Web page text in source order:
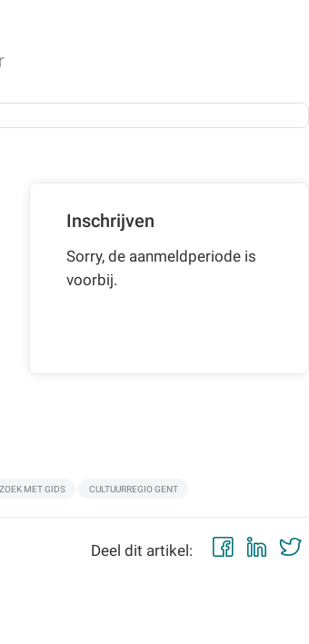
Inschrijven
Sorry, de aanmeldperiode is
voorbij.
MET GIDS CULTUURREGIO GENT
Deel dit artikel: